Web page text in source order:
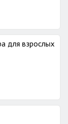
для взрослых